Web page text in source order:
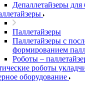
Депаллетайзеры для
Паллетайзеры
Паллетайзеры с
формированием
Роботы –
роботы
оборудование